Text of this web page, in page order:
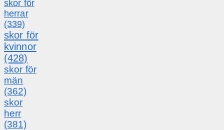
skor för
herrar
(339)
skor för
kvinnor
(428)
skor för
män
(362)
skor
herr
(381)